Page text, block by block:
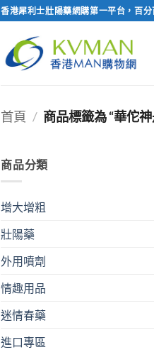
香港犀利士壯陽藥網購第一平台，百
首頁 / 商品標籤為 “華佗
商品分類
增大增粗
壯陽藥
外用噴劑
情趣用品
迷情春藥
進口專區